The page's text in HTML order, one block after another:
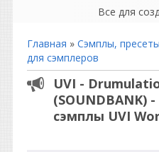
Все для
Главная » Сэмплы, пресеты
для сэмплеров
UVI -
(SOUNDBANK)
сэмплы UVI